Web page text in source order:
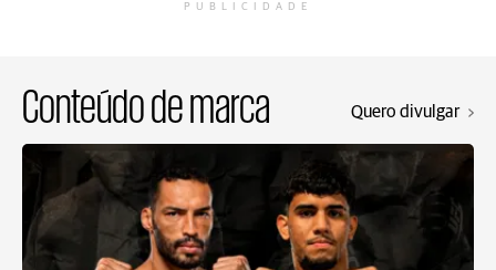
PUBLICIDADE
Conteúdo de marca Quero divulgar